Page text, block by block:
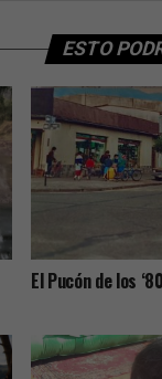
ESTO
El Pucón de los ‘80